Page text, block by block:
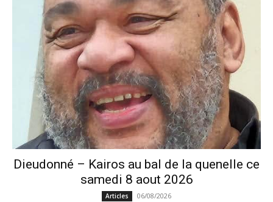
Dieudonné – Kairos au bal de la quenelle ce
samedi 8 aout 2026
Articles 06/08/2026